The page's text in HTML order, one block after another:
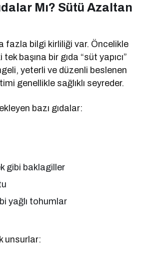
Mı? Sütü Azaltan
fazla bilgi kirliliği var. Öncelikle
başına bir gıda “süt yapıcı”
yeterli ve düzenli beslenen
genellikle sağlıklı seyreder.
bazı gıdalar:
gibi baklagiller
yağlı tohumlar
unsurlar: